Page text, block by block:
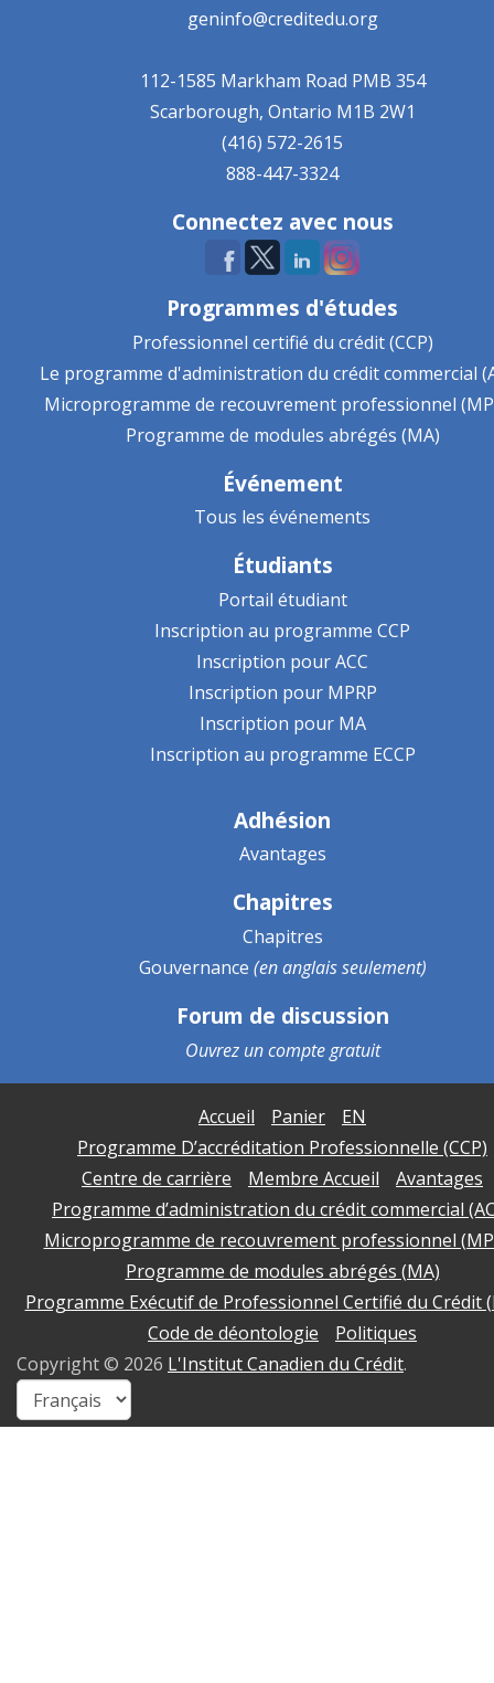
geninfo@creditedu.org
112-1585 Markham Road PMB 354
Scarborough, Ontario M1B 2W1
(416) 572-2615
888-447-3324
Connectez avec nous
Programmes d'études
Professionnel certifié du crédit (CCP)
Le programme d'administration du crédit commercial
Microprogramme de recouvrement professionnel
Programme de modules abrégés (MA)
Événement
Tous les événements
Étudiants
Portail étudiant
Inscription au programme CCP
Inscription pour ACC
Inscription pour MPRP
Inscription pour MA
Inscription au programme ECCP
Adhésion
Avantages
Chapitres
Chapitres
Gouvernance (en anglais seulement)
Forum de discussion
Ouvrez uncompte gratuit
Accueil Panier
EN
Programme D’accréditation Professionnelle (CCP)
Centre de carrière
Membre Accueil
Avantages
Programme d’administration du crédit commercial
Microprogramme de recouvrement professionnel
Programme de modules abrégés (MA)
Programme Exécutif de Professionnel Certifié du Crédit
Code de déontologie
Politiques
Copyright © 2026 L'Institut Canadien du Crédit.